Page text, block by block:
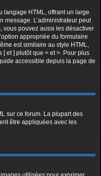
langage HTML, offrant un large
message. L’administrateur peut
vous pouvez aussi les désactiver
appropriée du formulaire
est similaire au style HTML,
et ] plutôt que < et >. Pour plus
accessible depuis la page de
sur ce forum. La plupart des
être appliquées avec les